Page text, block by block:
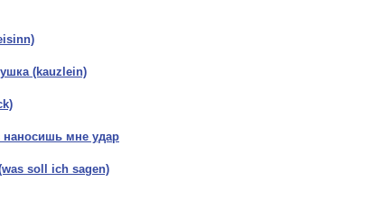
(kauzlein)
мне удар
soll ich sagen)